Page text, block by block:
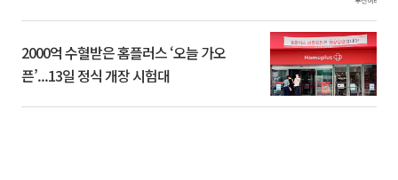
2000억 수혈받은 홈플러스 ‘오늘 가오
픈’...13일 정식 개장 시험대